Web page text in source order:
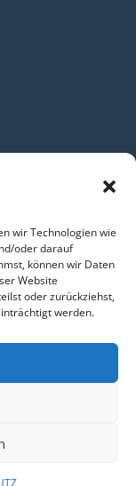
wir Technologien wie
oder darauf
können wir Daten
Website
oder zurückziehst,
werden.